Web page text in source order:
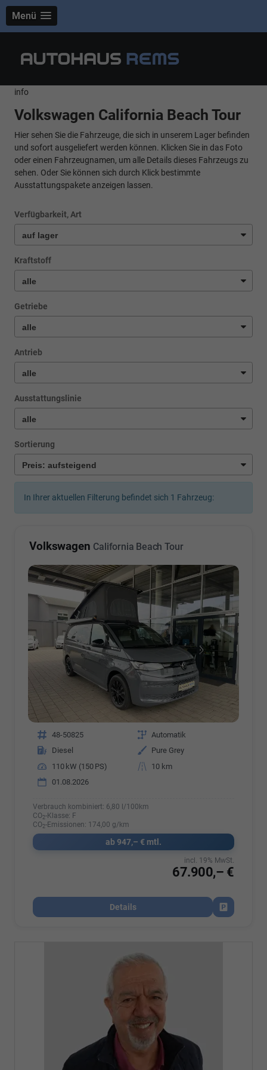
Menü
info
Volkswagen California Beach Tour
Hier sehen Sie die Fahrzeuge, die sich in unserem Lager befinden
und sofort ausgeliefert werden können. Klicken Sie in das Foto
oder einen Fahrzeugnamen, um alle Details dieses Fahrzeugs zu
sehen. Oder Sie können sich durch Klick bestimmte
Ausstattungspakete anzeigen lassen.
Verfügbarkeit, Art
Kraftstoff
Getriebe
Antrieb
Ausstattungslinie
Sortierung
In Ihrer aktuellen Filterung befindet sich 1 Fahrzeug:
Volkswagen California Beach Tour
Fahrzeugnr. 48-50825 Getriebe Automatik
Kraftstoff
Diesel Außenfarbe
Pure Grey
Leistung
110 kW (150 PS) Kilometerstand
10 km
01.08.2026
Verbrauch kombiniert: 6,80 l/100km
CO2-Klasse: F
CO2-Emissionen: 174,00 g/km
ab 947,– € mtl.
67.900,– €
incl. 19% MwSt.
Details
Fahrzeug